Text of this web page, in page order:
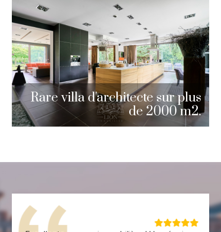
Rare villa d'architecte sur plus
de 2000 m2.